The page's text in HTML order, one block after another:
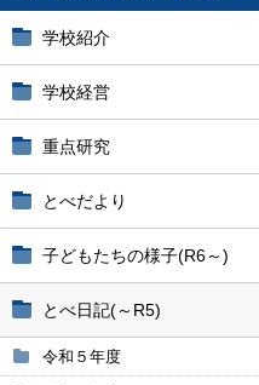
学校紹介
学校経営
重点研究
とべだより
子どもたちの様子(R6～)
とべ日記(～R5)
令和５年度